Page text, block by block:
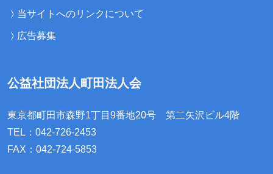
当サイトへのリンクについて
広告募集
公益社団法人町田法人会
東京都町田市森野1丁目9番地20号 第二矢沢ビル4階
TEL：042-726-2453
FAX：042-724-5853